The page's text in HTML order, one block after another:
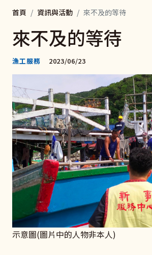
首頁 資訊與活動 來不及的等待
來不及的等待
漁工服務 2023/06/23
示意圖(圖片中的人物非本人)